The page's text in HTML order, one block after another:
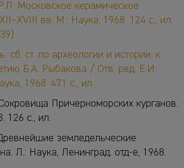
Московское керамическое
вв. М.: Наука, 1968. 124 с., ил.
сб. ст. по археологии и истории: к
Б.А. Рыбакова / Отв. ред. Е.И.
1968. 471 с., ил.
Причерноморских курганов.
126 с., ил.
земледельческие
Л.: Наука, Ленинград. отд-е, 1968.